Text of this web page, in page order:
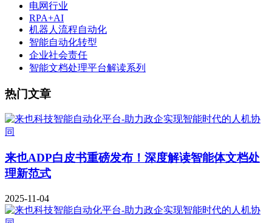
电网行业
RPA+AI
机器人流程自动化
智能自动化转型
企业社会责任
智能文档处理平台解读系列
热门文章
来也ADP白皮书重磅发布！深度解读智能体文档处
理新范式
2025-11-04